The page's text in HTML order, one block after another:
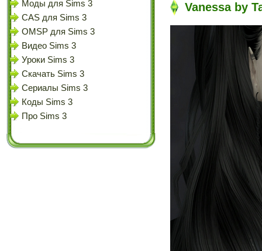
Моды для Sims 3
CAS для Sims 3
OMSP для Sims 3
Видео Sims 3
Уроки Sims 3
Скачать Sims 3
Сериалы Sims 3
Коды Sims 3
Про Sims 3
Vanessa by